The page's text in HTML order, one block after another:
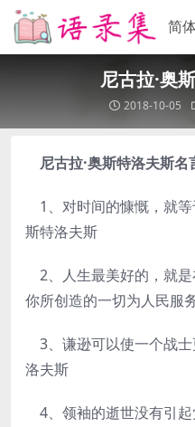
尼古拉·奥
2018-10-05
尼古拉·奥斯特洛夫斯名
1、对时间的慷慨，就
斯特洛夫斯
2、人生最美好的，就
你所创造的一切为人民
3、谦逊可以使一个战
洛夫斯
4、领袖的逝世没有引